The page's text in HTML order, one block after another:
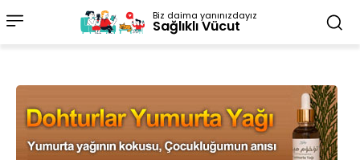
Biz daima yanınızdayız
Sağlıklı Vücut